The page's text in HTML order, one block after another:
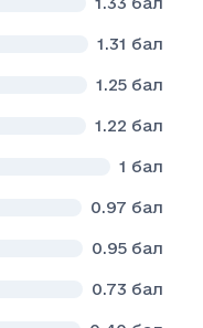
1.31 бал
1.25 бал
1.22 бал
1 бал
0.97 бал
0.95 бал
0.73 бал